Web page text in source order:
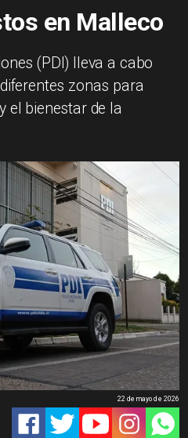
en Malleco
(PDI) lleva a cabo
zonas para
el bienestar de la
22 de mayo de 2026